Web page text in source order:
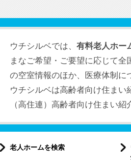
ウチシルベでは、 有料老人ホー
まなご希望・ご要望に応じて
の空室情報のほか、医療体制に
ウチシルベは高齢者向け住ま
（高住連）高齢者向け住まい
老人ホームを検索